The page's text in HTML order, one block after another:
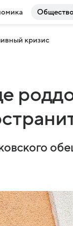
Общество
кризис